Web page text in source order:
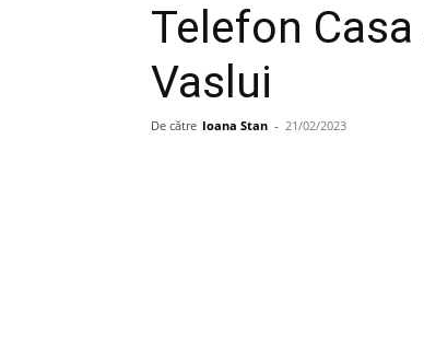
Telefon
Vaslui
De către Ioana Stan - 21/02/2023